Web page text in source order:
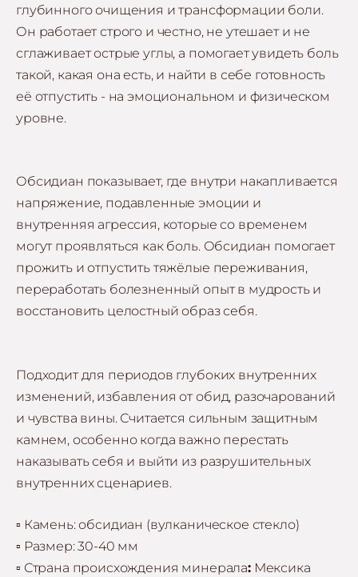
глубинного очищения и трансформации боли.
Он работает строго и честно, не утешает и не
сглаживает острые углы, а помогает увидеть боль
такой, какая она есть, и найти в себе готовность
её отпустить - на эмоциональном и физическом
уровне.
Обсидиан показывает, где внутри накапливается
напряжение, подавленные эмоции и
внутренняя агрессия, которые со временем
могут проявляться как боль. Обсидиан помогает
прожить и отпустить тяжёлые переживания,
переработать болезненный опыт в мудрость и
восстановить целостный образ себя.
Подходит для периодов глубоких внутренних
изменений, избавления от обид, разочарований
и чувства вины. Считается сильным защитным
камнем, особенно когда важно перестать
наказывать себя и выйти из разрушительных
внутренних сценариев.
▫️ Камень: обсидиан (вулканическое стекло)
▫️ Размер: 30-40 мм
▫️ Страна происхождения минерала:Мексика